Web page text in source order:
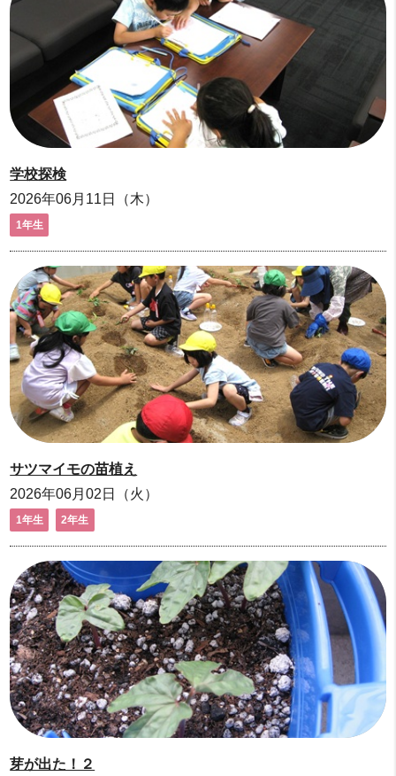
学校探検
2026年06月11日（木）
1年生
サツマイモの苗植え
2026年06月02日（火）
1年生 2年生
芽が出た！２